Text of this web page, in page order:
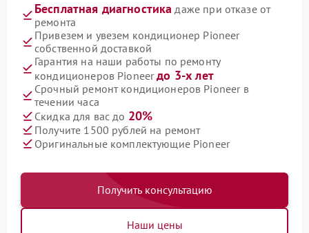
Бесплатная диагностика даже при отказе от
ремонта
Привезем и увезем кондиционер Pioneer
собственной доставкой
Гарантия на наши работы по ремонту
кондиционеров Pioneerдо 3-х лет
Срочный ремонт кондиционеров Pioneer в
течении часа
Скидка для вас до 20%
Получите 1500 рублей на ремонт
Оригинальные комплектующие Pioneer
Получить консультацию
Наши цены